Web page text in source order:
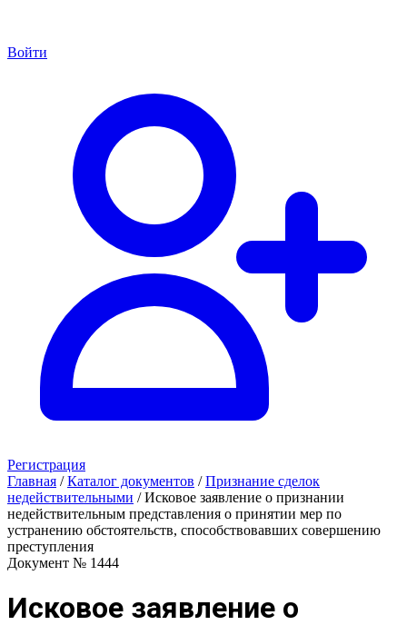
Войти
Регистрация
Главная / Каталог документов / Признание сделок
недействительными / Исковое заявление о признании
недействительным представления о принятии мер по
устранению обстоятельств, способствовавших совершению
преступления
Документ № 1444
Исковое заявление о